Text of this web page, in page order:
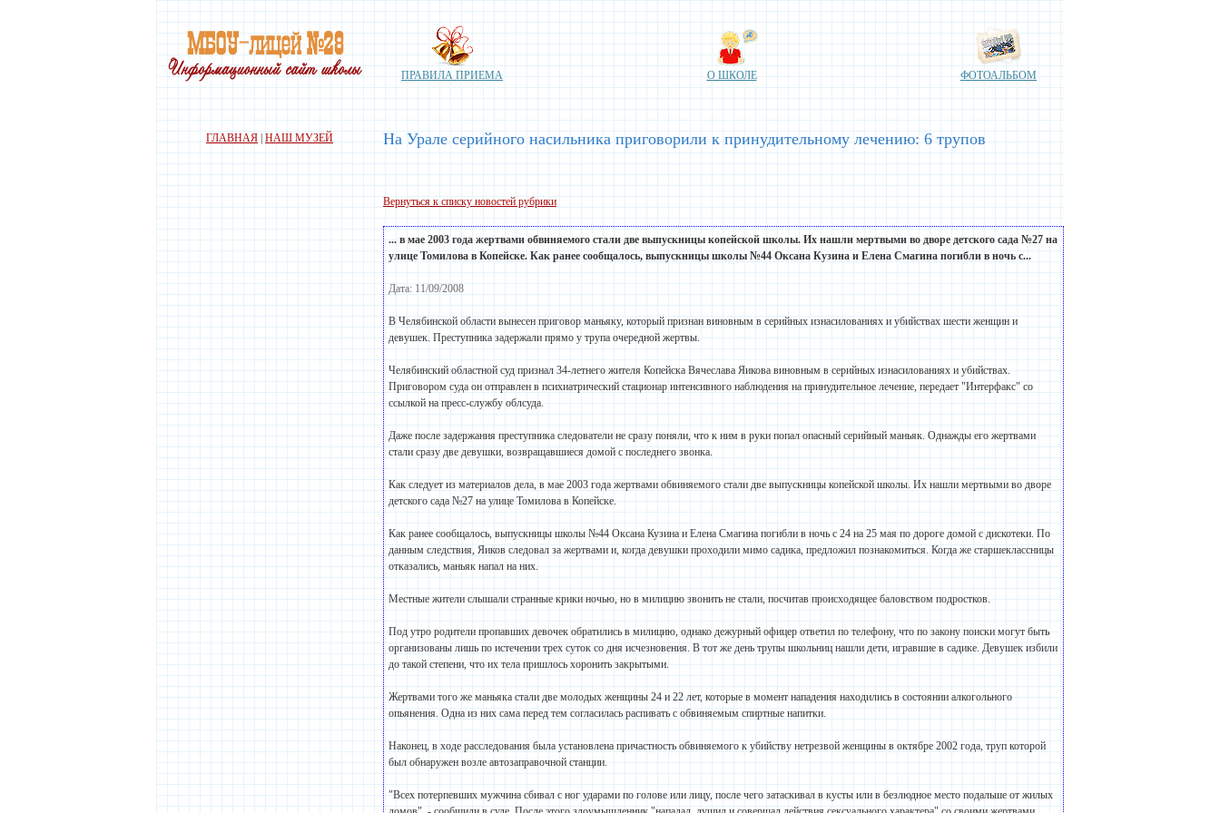
ПРАВИЛА ПРИЕМА О ШКОЛЕ ФОТОАЛЬБОМ
ГЛАВНАЯ НАШ МУЗЕЙ На Урале серийного насильника приговорили к принудительному лечению: 6 трупов
Вернуться к списку новостей рубрики
... в мае 2003 года жертвами обвиняемого стали две выпускницы копейскойшколы. Их нашли мертвыми во дворе детского сада №27 на
улице Томилова в Копейске. Как ранее сообщалось, выпускницышколы №44 Оксана Кузина и Елена Смагина погибли в ночь с...
Дата: 11/09/2008
В Челябинской области вынесен приговор маньяку, который признан виновным в серийных изнасилованиях и убийствах шести женщин и
девушек. Преступника задержали прямо у трупа очередной жертвы.
Челябинский областной суд признал 34-летнего жителя Копейска Вячеслава Яикова виновным в серийных изнасилованиях и убийствах.
Приговором суда он отправлен в психиатрический стационар интенсивного наблюдения на принудительное лечение, передает "Интерфакс" со
ссылкой на пресс-службу облсуда.
Даже после задержания преступника следователи не сразу поняли, что к ним в руки попал опасный серийный маньяк. Однажды его жертвами
стали сразу две девушки, возвращавшиеся домой с последнего звонка.
Как следует из материалов дела, в мае 2003 года жертвами обвиняемого стали две выпускницы копейской школы. Их нашли мертвыми во дворе
детского сада №27 на улице Томилова в Копейске.
Как ранее сообщалось, выпускницы школы №44 Оксана Кузина и Елена Смагина погибли в ночь с 24 на 25 мая по дороге домой с дискотеки. По
данным следствия, Яиков следовал за жертвами и, когда девушки проходили мимо садика, предложил познакомиться. Когда же старшеклассницы
отказались, маньяк напал на них.
Местные жители слышали странные крики ночью, но в милицию звонить не стали, посчитав происходящее баловством подростков.
Под утро родители пропавших девочек обратились в милицию, однако дежурный офицер ответил по телефону, что по закону поиски могут быть
организованы лишь по истечении трех суток со дня исчезновения. В тот же день трупы школьниц нашли дети, игравшие в садике. Девушек избили
до такой степени, что их тела пришлось хоронить закрытыми.
Жертвами того же маньяка стали две молодых женщины 24 и 22 лет, которые в момент нападения находились в состоянии алкогольного
опьянения. Одна из них сама перед тем согласилась распивать с обвиняемым спиртные напитки.
Наконец, в ходе расследования была установлена причастность обвиняемого к убийству нетрезвой женщины в октябре 2002 года, труп которой
был обнаружен возле автозаправочной станции.
"Всех потерпевших мужчина сбивал с ног ударами по голове или лицу, после чего затаскивал в кусты или в безлюдное место подальше от жилых